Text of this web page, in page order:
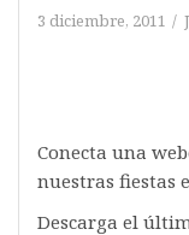
3 diciembre, 2011
Conecta una
nuestras fiestas
Descarga el